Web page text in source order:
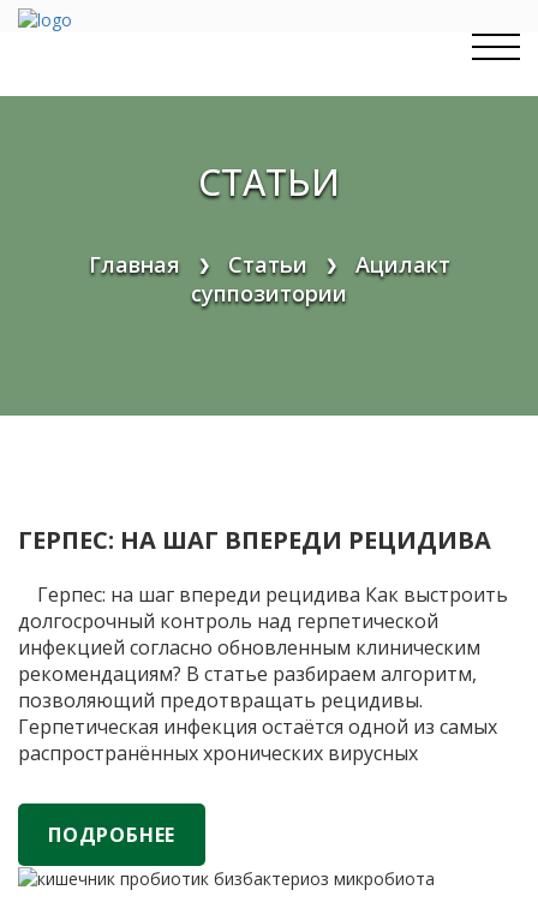
СТАТЬИ
Главная ❯ Статьи ❯
Ацилакт
суппозитории
ГЕРПЕС: НА ШАГ ВПЕРЕДИ РЕЦИДИВА
Герпес: на шаг впереди рецидива Как выстроить
долгосрочный контроль над герпетической
инфекцией согласно обновленным клиническим
рекомендациям? В статье разбираем алгоритм,
позволяющий предотвращать рецидивы.
Герпетическая инфекция остаётся одной из самых
распространённых хронических вирусных
сообщество всё чаще фокусируется на
предупреждении повторных эпизодов заболевания.
Обновлённые в 2025 году клинические
рекомендации отражают…Герпес:
ПОДРОБНЕЕ